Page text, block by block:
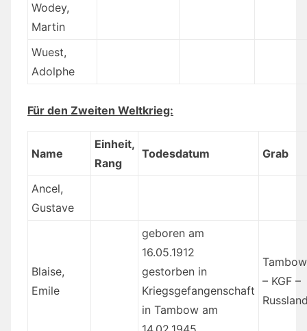
Wodey,
Martin
Wuest,
Adolphe
Für den Zweiten Weltkrieg:
Name
Einheit,
Rang
Todesdatum Grab
Ancel,
Gustave
Blaise,
Emile
geboren am
16.05.1912
gestorben in
Kriegsgefangenschaft
in Tambow am
Tambow
– KGF –